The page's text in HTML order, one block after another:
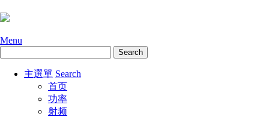
Menu
主選單 Search
首页
功率
射频